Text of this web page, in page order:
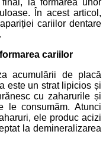
În acest articol,
cariilor dentare
cariilor
acumulării de placă
este un strat lipicios și
cu zaharurile și
le consumăm. Atunci
ele produc acizi
la demineralizarea